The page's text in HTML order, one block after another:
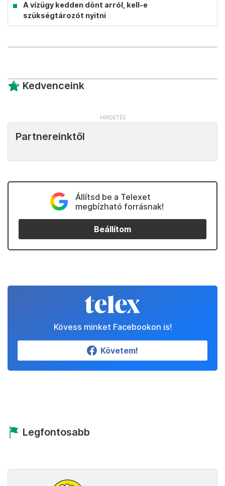
A vízügy kedden dönt arról, kell-e
szükségtározót nyitni
Kedvenceink
Partnereinktől
Állítsd be a Telexet
megbízható forrásnak!
Beállítom
Kövess minket Facebookon is!
Követem!
Legfontosabb